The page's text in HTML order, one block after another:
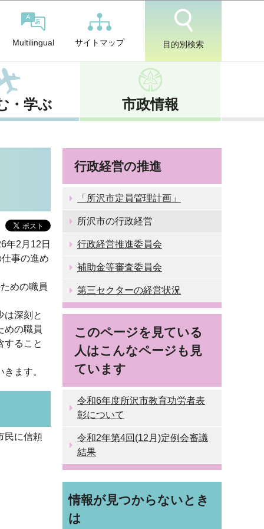
Multilingual サイトマップ 目的別検索
・学ぶ 市政情報
年2月12日
事の進め
めの職員
は深刻と
めの職員
すること
ます。
民に信頼
行政経営の推進
「所沢市定員管理計画」
所沢市の行政経営
行政経営推進委員会
補助金等審査委員会
第三セクターの経営状況
このページを見ている
人はこんなページも見
ています
令和6年度所沢市教育功労者表
彰について
令和2年第4回(12月)定例会審議
結果
情報が見つからないとき
は